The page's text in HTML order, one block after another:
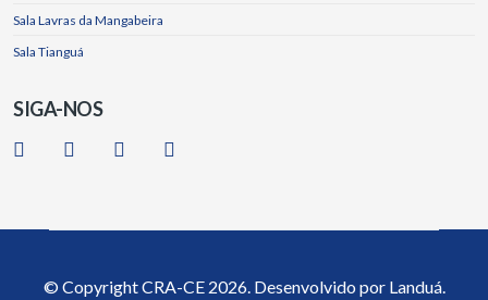
Sala Lavras da Mangabeira
Sala Tianguá
SIGA-NOS
© CopyrightCRA-CE2026. Desenvolvido por Landuá.